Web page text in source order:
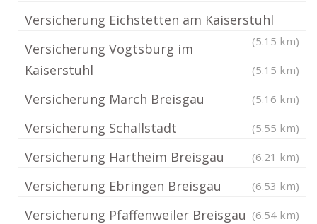
Versicherung Eichstetten am Kaiserstuhl
(5.15 km)
Versicherung Vogtsburg im
Kaiserstuhl
(5.15 km)
Versicherung March Breisgau (5.16 km)
Versicherung Schallstadt (5.55 km)
Versicherung Hartheim Breisgau (6.21 km)
Versicherung Ebringen Breisgau (6.53 km)
Versicherung Pfaffenweiler Breisgau (6.54 km)